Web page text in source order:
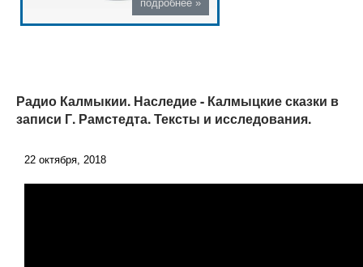
Радио Калмыкии. Наследие - Калмыцкие сказки в
записи Г. Рамстедта. Тексты и исследования.
22 октября, 2018